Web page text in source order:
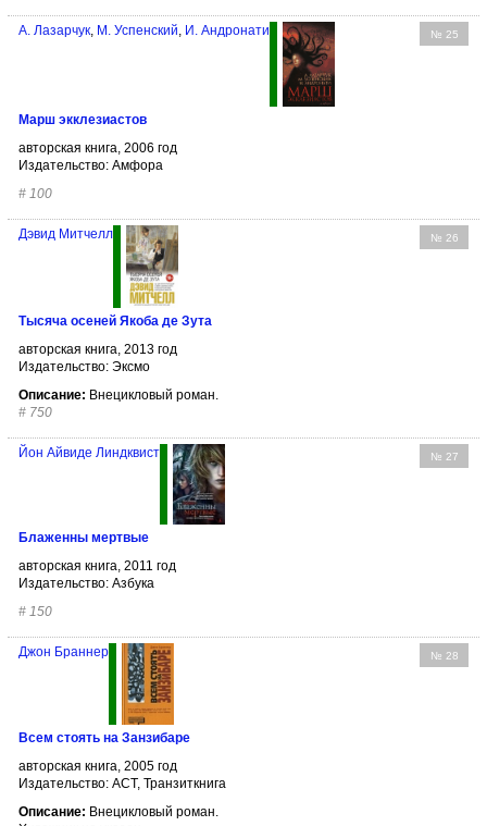
№ 25
А. Лазарчук, М. Успенский, И. Андронати
Марш экклезиастов
авторская книга, 2006 год
Издательство: Амфора
# 100
№ 26
Дэвид Митчелл
Тысяча осеней Якоба де Зута
авторская книга, 2013 год
Издательство: Эксмо
Описание: Внецикловый роман.
# 750
№ 27
Йон Айвиде Линдквист
Блаженны мертвые
авторская книга, 2011 год
Издательство: Азбука
# 150
№ 28
Джон Браннер
Всем стоять на Занзибаре
авторская книга, 2005 год
Издательство: АСТ, Транзиткнига
Описание: Внецикловый роман.